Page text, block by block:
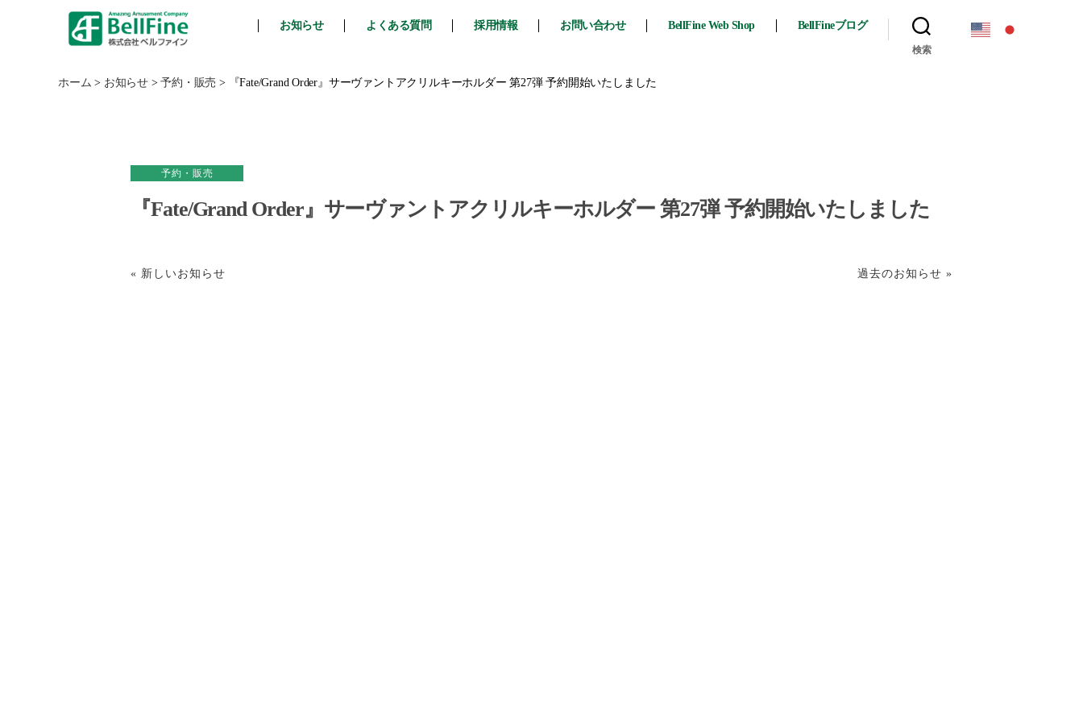
フ
お知らせ よくある質問 採用情報 お問い合わせ BellFine Web Shop BellFineブログ
検索
ホーム > お知らせ>予約・販売 > 『Fate/Grand Order』サーヴァントアクリルキーホルダー 第27弾 予約開始いたしました
予約・販売
『Fate/Grand Order』サーヴァントアクリルキーホルダー 第27弾 予約開始いたしました
« 新しいお知らせ 過去のお知らせ »